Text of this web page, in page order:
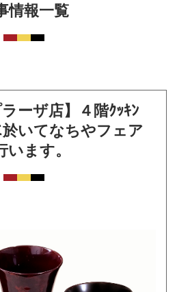
情報一覧
ーザ店】４階ｸｯｷﾝ
於いてなちやフェア
います。